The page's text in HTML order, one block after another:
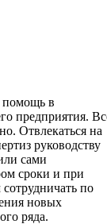
помощь в
предприятия.
Отвлекаться на
руководству
сами
сроки и при
по
новых
ряда.